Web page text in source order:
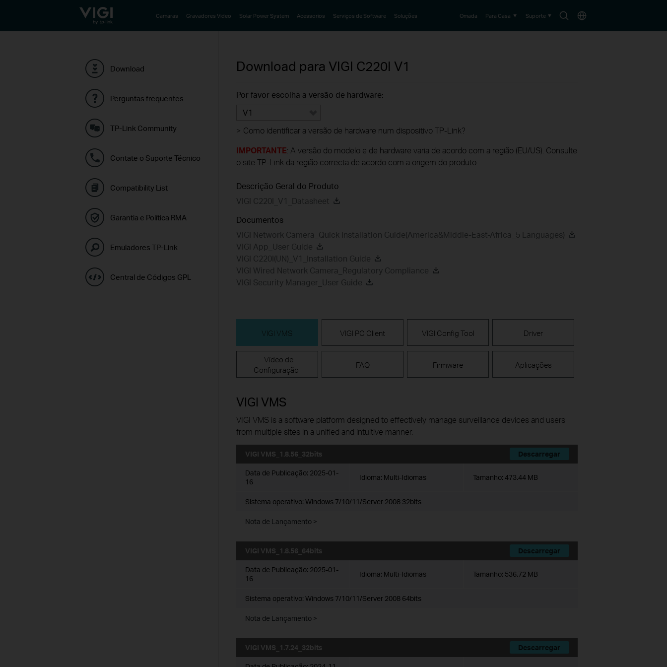
TP-Link, Reliably Smart
SearchChoose
Camaras Gravadores Video Solar Power System Acessorios Serviços de Software Soluções Omada Para Casa Suporte
Download
Perguntas frequentes
TP-Link Community
Contate o Suporte Técnico
Compatibility List
Garantia e Política RMA
Emuladores TP-Link
Central de Códigos GPL
Download para VIGI C220I V1
Por favor escolha a versão de hardware:
V1
> Como identificar a versão de hardware num dispositivo TP-Link?
IMPORTANTE: A versão do modelo e de hardware varia de acordo com a região (EU/US). Consulte
o site TP-Link da região correcta de acordo com a origem do produto.
Descrição Geral do Produto
VIGI C220I_V1_Datasheet
Documentos
VIGI Network Camera_Quick Installation Guide(America&Middle-East-Africa_5 Languages)
VIGI App_User Guide
VIGI C220I(UN)_V1_Installation Guide
VIGI Wired Network Camera_Regulatory Compliance
VIGI Security Manager_User Guide
VIGI VMS VIGI PC Client VIGI Config Tool Driver
Vídeo de
Configuração
FAQ Firmware Aplicações
VIGI VMS
VIGI VMS is a software platform designed to effectively manage surveillance devices and users
from multiple sites in a unified and intuitive manner.
VIGI VMS_1.8.56_32bits Descarregar
Data de Publicação: 2025-01-
16
Idioma: Multi-Idiomas Tamanho: 473.44 MB
Sistema operativo: Windows 7/10/11/Server 2008 32bits
Nota de Lançamento >
VIGI VMS_1.8.56_64bits Descarregar
Data de Publicação: 2025-01-
16
Idioma: Multi-Idiomas Tamanho: 536.72 MB
Sistema operativo: Windows 7/10/11/Server 2008 64bits
Nota de Lançamento >
VIGI VMS_1.7.24_32bits Descarregar